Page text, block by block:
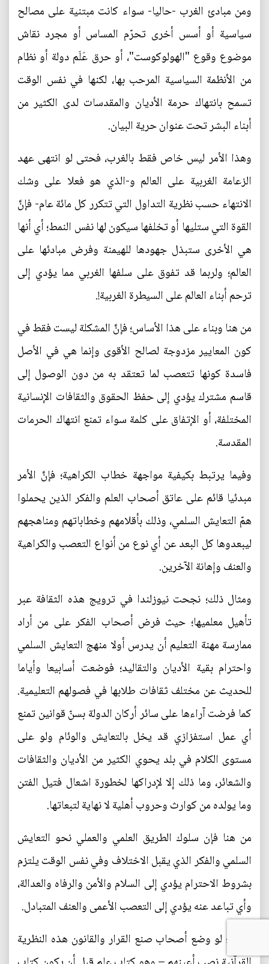
ومن مبادئ الغرب -حاليا- سواء كانت مبتنية على مصالح
سياسية أو أسس أخرى تحرّم المساس أو مجرد نقاش
موضوع وقوع "الهولوكوست"، أو حرق عَلَم دولة أو نظام
من الأنظمة السياسية المرحب بها، لكنها في نفس الوقت
تسمح بانتهاك حرمة الأديان والمقدسات لدى الكثير من
أبناء البشر تحت عنوان حرية البيان.
وهذا الأمر ليس خاص فقط بالغرب، فحتى لو انتهى عهد
الزعامة الغربية على العالم و-الذي هو فعلا على وشك
الانتهاء حسب نظرية التداول التي تتكرر كل مائة عام- فإنَّ
القوة التي ستليها أو تخلفها سيكون لها نفس النمط؛ أي أنها
هي الأخرى ستبذل جهودها للهيمنة وفرض مبادئها على
العالم؛ ولربما قد تفوق على سلفها الغربي مما يؤدي إلى
ترحم أبناء العالم على السيطرة الغربية!.
من هنا وبناء على هذا الأساس؛ فإنَّ المشكلة ليست فقط في
كون المعايير مزدوجة لصالح الأقوى وإنما هي في الأصل
فاسدة كونها تتعصب لما تعتقد به من دون الوصول إلى
قاسم مشترك يؤدي إلى حفظ الحقوق والثقافات الإنسانية
المختلفة، أو الإتفاق على كلمة سواء تمنع انتهاك الحرمات
المقدسة.
وفيما يرتبط بكيفية مواجهة خطاب الكراهية؛ فإنَّ الأمر
مبدئيا قائم على عاتق أصحاب العلم والفكر الذين يحملوا
همّ التعايش السلمي، وذلك بأقلامهم وخطاباتهم ومناهجهم
ليبعدوها كل البعد عن أي نوع من أنواع التعصب والكراهية
والعنف وإهانة الآخرين.
ومثال ذلك؛ نجحت نيوزلندا في ترويج هذه الثقافة عبر
تأهيل معلميها؛ حيث فرض أصحاب الفكر على من أراد
ممارسة مهنة التعليم أن يدرس أولا منهج التعايش السلمي
واحترام بقية الأديان والتقاليد؛ فوضعت أسابيعا وأياما
للحديث عن مختلف ثقافات طلابها في فصولهم التعليمية.
كما فرضت آراءها على سائر أركان الدولة بسنّ قوانين تمنع
أي عمل استفزازي قد يخل بالتعايش والوئام ولو على
مستوى الكلام في بلد يحوي الكثير من الأديان والثقافات
والشعائر، وما ذلك إلا لإدراكها لخطورة اشعال فتيل الفتن
وما يولده من كوارث وحروب أهلية لا نهاية لتبعاتها.
من هنا فإن سلوك الطريق العلمي والعملي نحو التعايش
السلمي والفكر الذي يقبل الاختلاف وفي نفس الوقت يلتزم
بشروط الاحترام يؤدي إلى السلام والأمن والرفاه والعدالة،
وأي تباعد عنه يؤدي إلى التعصب الأعمى والعنف المتبادل.
وعليه؛ لو وضع أصحاب صنع القرار والقانون هذه النظرية